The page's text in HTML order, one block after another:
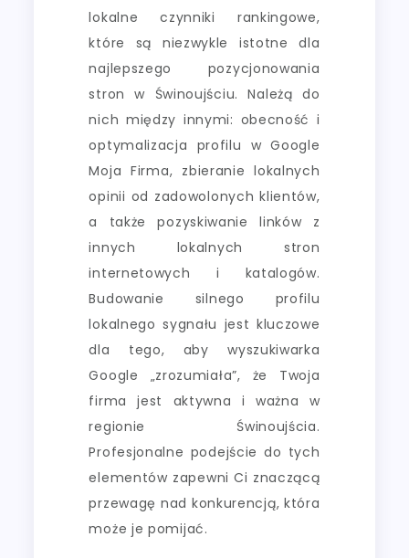
lokalne czynniki rankingowe,
które są niezwykle istotne dla
najlepszego pozycjonowania
stron w Świnoujściu. Należą do
nich między innymi: obecność i
optymalizacja profilu w Google
Moja Firma, zbieranie lokalnych
opinii od zadowolonych klientów,
a także pozyskiwanie linków z
innych lokalnych stron
internetowych i katalogów.
Budowanie silnego profilu
lokalnego sygnału jest kluczowe
dla tego, aby wyszukiwarka
Google „zrozumiała”, że Twoja
firma jest aktywna i ważna w
regionie Świnoujścia.
Profesjonalne podejście do tych
elementów zapewni Ci znaczącą
przewagę nad konkurencją, która
może je pomijać.